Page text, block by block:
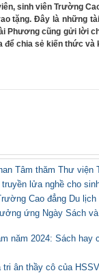
sinh viên Trường
tặng. Đây là những
Phương cũng gửi lời
chia sẻ kiến thức
Tâm thăm Thư viện
lửa nghề cho
Cao đẳng Du lịch
ứng Ngày Sách
năm 2024: Sách hay
ân thầy cô của